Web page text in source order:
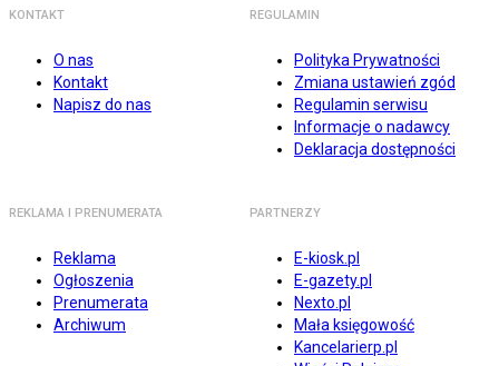
KONTAKT
O nas
Kontakt
Napisz do nas
REGULAMIN
Polityka Prywatności
Zmiana ustawień zgód
Regulamin serwisu
Informacje o nadawcy
Deklaracja dostępności
REKLAMA I PRENUMERATA
Reklama
Ogłoszenia
Prenumerata
Archiwum
PARTNERZY
E-kiosk.pl
E-gazety.pl
Nexto.pl
Mała księgowość
Kancelarierp.pl